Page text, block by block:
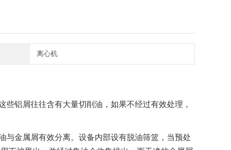
离心机
铝屑往往含有大量切削油，如果不经过有效处理，
与金属屑有效分离。设备内部设有脱油筛篮，当预处